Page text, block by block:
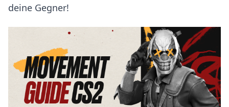
deine Gegner!